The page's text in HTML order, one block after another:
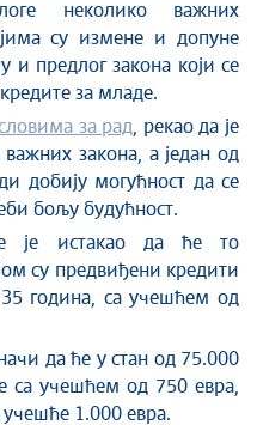
неколико важних
су измене и допуне
и предлог закона који се
за младе.
за рад , рекао да је
закона, а један од
добију могућност да се
бољу будућност.
је истакао да ће то
су предвиђени кредити
година, са учешћем од
да ће у стан од 75.000
са учешћем од 750 евра,
учешће 1.000 евра.